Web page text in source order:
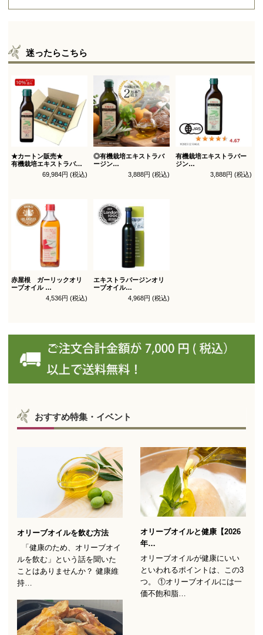
迷ったらこちら
★カートン販売★
有機栽培エキストラバー
オリーブオイル ブレンド
69,984円 (税込)
◎有機栽培エキストラバ
ージン
オリーブオイル ブレンド
3,888円 (税込)
有機栽培エキストラバー
ジン
オリーブオイル シングル
3,888円 (税込)
赤屋根 ガーリックオリ
ーブオイル
4,536円 (税込)
エキストラバージンオリ
ーブオイル
トルトサ 450g 1本箱入
（スペイン自社農園産）
4,968円 (税込)